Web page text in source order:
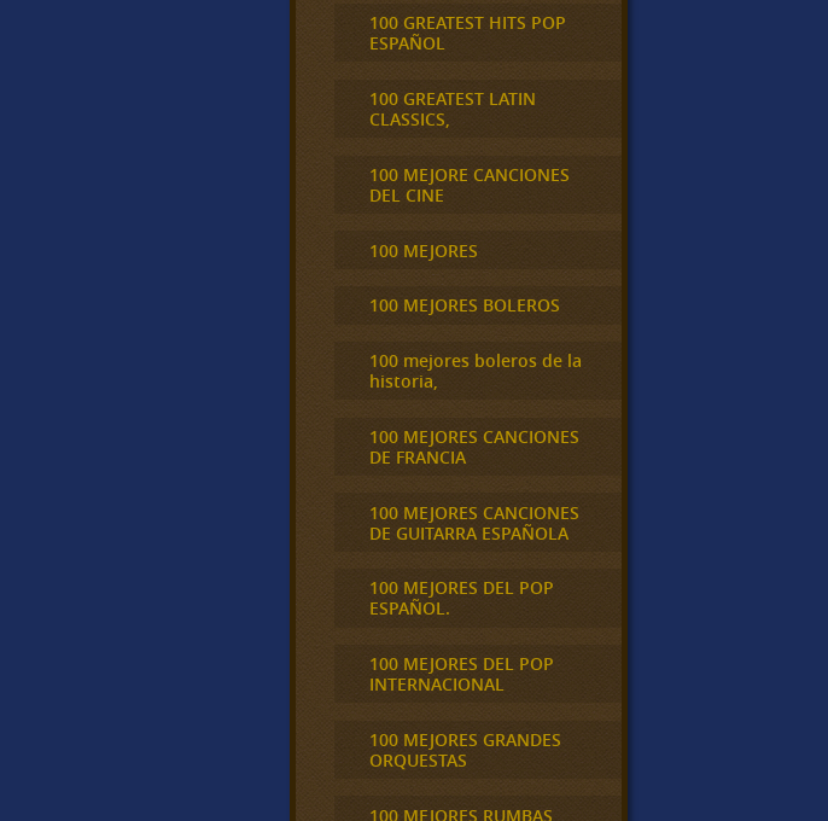
100 GREATEST HITS POP
ESPAÑOL
100 GREATEST LATIN
CLASSICS,
100 MEJORE CANCIONES
DEL CINE
100 MEJORES
100 MEJORES BOLEROS
100 mejores boleros de la
historia,
100 MEJORES CANCIONES
DE FRANCIA
100 MEJORES CANCIONES
DE GUITARRA ESPAÑOLA
100 MEJORES DEL POP
ESPAÑOL.
100 MEJORES DEL POP
INTERNACIONAL
100 MEJORES GRANDES
ORQUESTAS
100 MEJORES RUMBAS